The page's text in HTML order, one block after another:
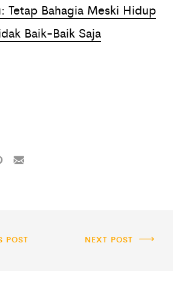
Tetap Bahagia Meski Hidup
Baik-Baik Saja
POST NEXT POST